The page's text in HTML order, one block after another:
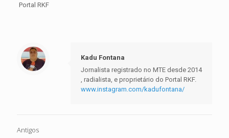
Portal RKF
Kadu Fontana
Jornalista registrado no MTE desde 2014
, radialista, e proprietário do Portal RKF.
www.instagram.com/kadufontana/
Antigos